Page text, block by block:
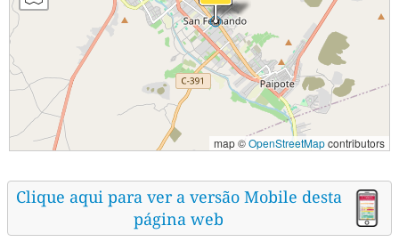
map ©OpenStreetMapcontributors
Clique aqui para ver a versão Mobile desta
página web